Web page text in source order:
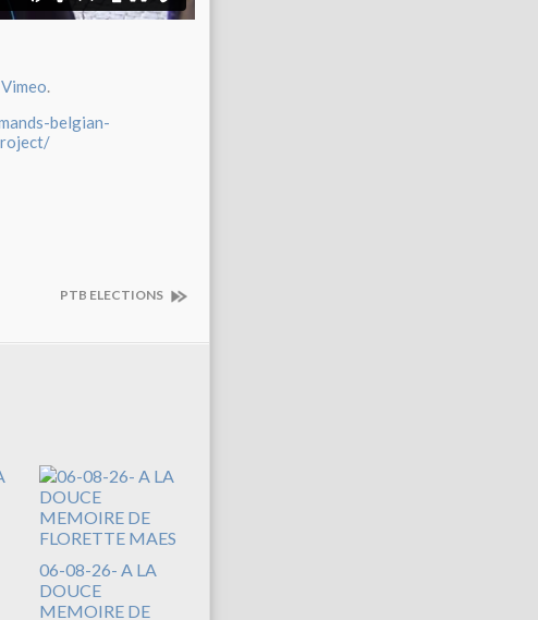
Vimeo.
belgian-
PTB ELECTIONS
06-08-26- A LA
DOUCE
MEMOIRE DE